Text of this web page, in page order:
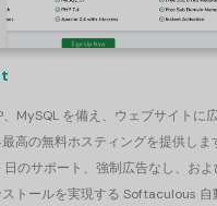
MySQL を備え、ウェブサイトに
高の無料ホスティングを提供しま
のサポート、強制広告なし、およ
トールを実現する Softaculous 自